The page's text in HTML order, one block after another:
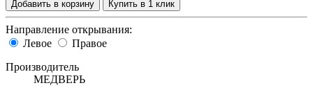
Добавить в корзину Купить в 1 клик
Направление открывания:
Левое
Правое
Производитель
МЕДВЕРЬ